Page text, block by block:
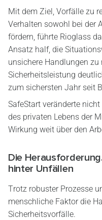
Mit dem Ziel, Vorfälle zu
Verhalten sowohl bei der
fördern, führte Rioglass
Ansatz half, die
unsichere Handlungen zu
Sicherheitsleistung
zum sichersten Jahr seit
SafeStart veränderte
des privaten Lebens der
Wirkung weit über den
Die
hinter Unfällen
Trotz robuster Prozesse
menschliche Faktor die
Sicherheitsvorfälle.